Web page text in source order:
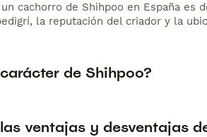
cachorro de Shihpoo en España es
la reputación del criador y la
de Shihpoo?
ventajas y desventajas